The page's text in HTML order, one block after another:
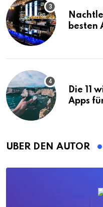
besten
Die 11
Apps
ÜBER DEN AUTOR